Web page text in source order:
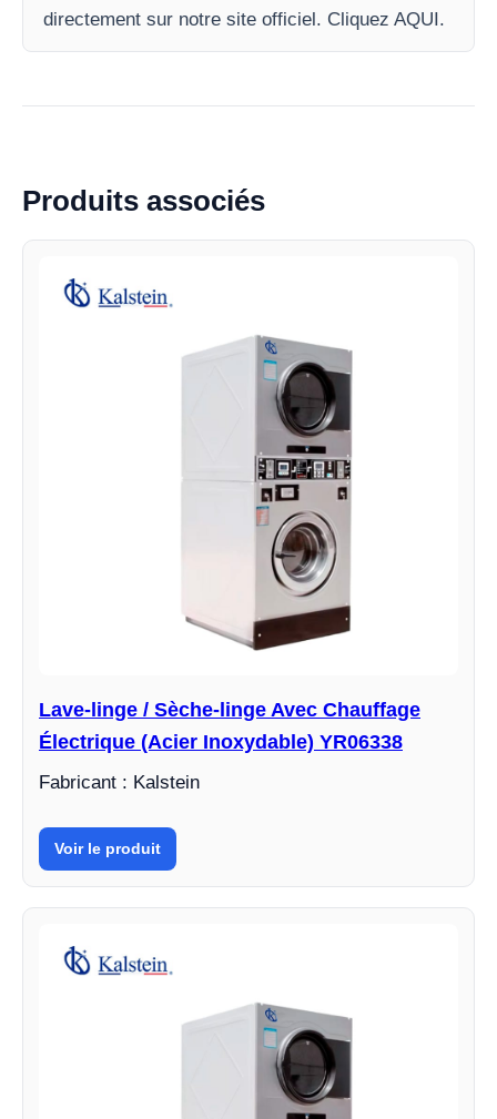
directement sur notre site officiel. Cliquez AQUI.
Produits associés
Lave-linge / Sèche-linge Avec Chauffage
Électrique (Acier Inoxydable) YR06338
Fabricant : Kalstein
Voir le produit